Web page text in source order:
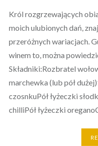
Król rozgrzewających
moich ulubionych dań,
przeróżnych wariacjach.
winem to, można
Składniki:Rozbratel
marchewka (lub pół
czosnkuPół łyżeczki
chilliPół łyżeczki